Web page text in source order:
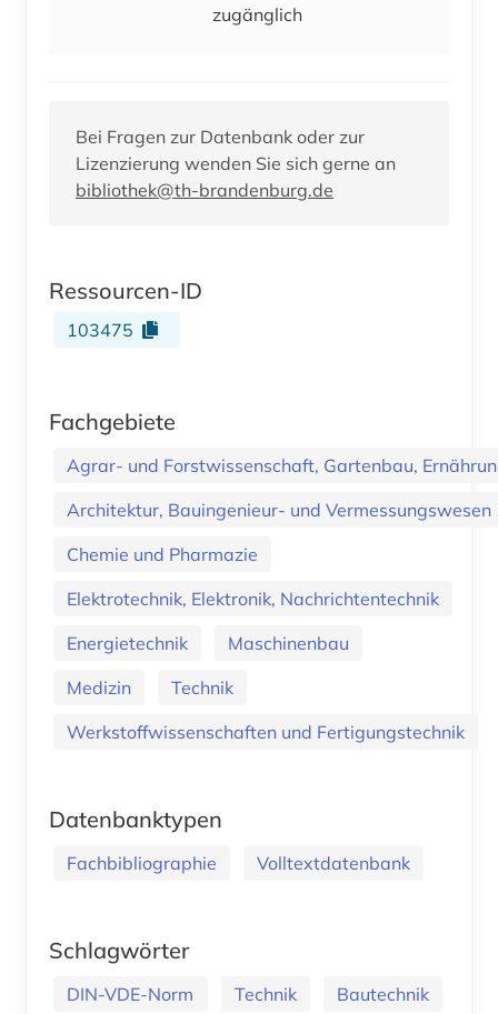
zugänglich
Bei Fragen zur Datenbank oder zur
Lizenzierung wenden Sie sich gerne an
bibliothek@th-brandenburg.de
Ressourcen-ID
103475
Fachgebiete
Agrar- und Forstwissenschaft, Gartenbau,
Architektur, Bauingenieur- und Vermessungswesen
Chemie und Pharmazie
Elektrotechnik, Elektronik, Nachrichtentechnik
Energietechnik
Maschinenbau
Medizin
Technik
Werkstoffwissenschaften und Fertigungstechnik
Datenbanktypen
Fachbibliographie Volltextdatenbank
Schlagwörter
DIN-VDE-Norm Technik
Bautechnik